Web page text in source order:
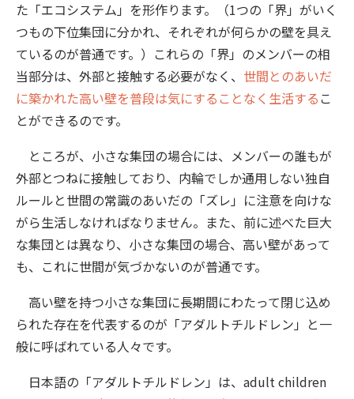
た「エコシステム」を形作ります。（1つの「界」がいく
つもの下位集団に分かれ、それぞれが何らかの壁を具え
ているのが普通です。）これらの「界」のメンバーの相
当部分は、外部と接触する必要がなく、 世間とのあいだ
に築かれた高い壁を普段は気にすることなく生活する こ
とができるのです。
ところが、小さな集団の場合には、メンバーの誰もが
外部とつねに接触しており、内輪でしか通用しない独自
ルールと世間の常識のあいだの「ズレ」に注意を向けな
がら生活しなければなりません。また、前に述べた巨大
な集団とは異なり、小さな集団の場合、高い壁があって
も、これに世間が気づかないのが普通です。
高い壁を持つ小さな集団に長期間にわたって閉じ込め
られた存在を代表するのが「アダルトチルドレン」と一
般に呼ばれている人々です。
日本語の「アダルトチルドレン」は、adult children